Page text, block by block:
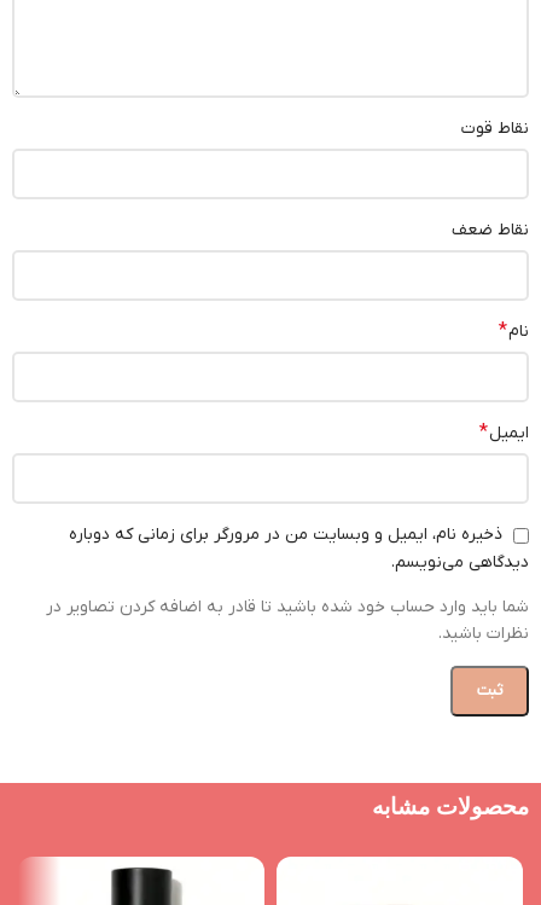
نقاط قوت
نقاط ضعف
نام*
ایمیل*
ذخیره نام، ایمیل و وبسایت من در مرورگر برای زمانی که دوباره
دیدگاهی می‌نویسم.
شما باید وارد حساب خود شده باشید تا قادر به اضافه کردن تصاویر در
نظرات باشید.
محصولات مشابه